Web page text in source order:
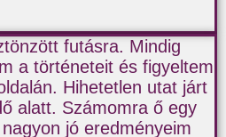
futásra. Mindig
a történeteit és figyeltem
Hihetetlen utat járt
alatt. Számomra ő egy
jó eredményeim